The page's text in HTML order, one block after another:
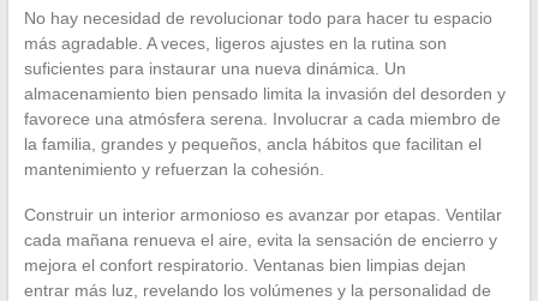
No hay necesidad de revolucionar todo para hacer tu espacio
más agradable. A veces, ligeros ajustes en la rutina son
suficientes para instaurar una nueva dinámica. Un
almacenamiento bien pensado limita la invasión del desorden y
favorece una atmósfera serena. Involucrar a cada miembro de
la familia, grandes y pequeños, ancla hábitos que facilitan el
mantenimiento y refuerzan la cohesión.
Construir un interior armonioso es avanzar por etapas. Ventilar
cada mañana renueva el aire, evita la sensación de encierro y
mejora el confort respiratorio. Ventanas bien limpias dejan
entrar más luz, revelando los volúmenes y la personalidad de